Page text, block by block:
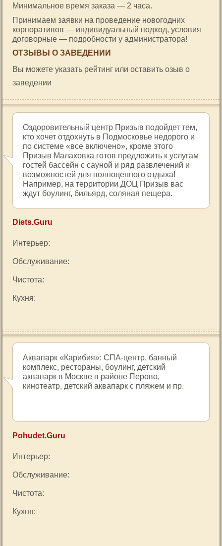
Минимальное время заказа — 2 часа.
Принимаем заявки на проведение новогодних
корпоративов — индивидуальный подход, условия
договорные — подробности у администратора!
ОТЗЫВЫ О ЗАВЕДЕНИИ
Вы можете указать рейтинг или оставить озыв о
заведении
Оздоровительный центр Призыв подойдет тем,
кто хочет отдохнуть в Подмосковье недорого и
по системе «все включено», кроме этого
Призыв Малаховка готов предложить к услугам
гостей бассейн с сауной и ряд развлечений и
возможностей для полноценного отдыха!
Например, на территории ДОЦ Призыв вас
ждут боулинг, бильярд, соляная пещера.
Diets.Guru
Интерьер:
Обслуживание:
Чистота:
Кухня:
Аквапарк «Карибия»: СПА-центр, банный
комплекс, рестораны, боулинг, детский
аквапарк в Москве в районе Перово,
кинотеатр, детский аквапарк с пляжем и пр.
Pohudet.Guru
Интерьер:
Обслуживание:
Чистота:
Кухня: